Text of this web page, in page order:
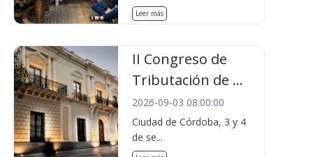
Leer más
II Congreso de
Tributación de ...
2026-09-03 08:00:00
Ciudad de Córdoba, 3 y 4
de se...